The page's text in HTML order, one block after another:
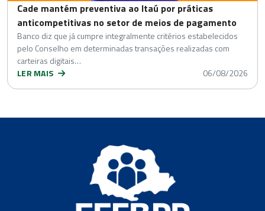
Cade mantém preventiva ao Itaú por práticas
anticompetitivas no setor de meios de pagamento
Banco diz que já cumpre integralmente critérios estabelecidos
pelo Conselho em determinadas transações realizadas com
carteiras digitais…
LER MAIS
06/08/2026